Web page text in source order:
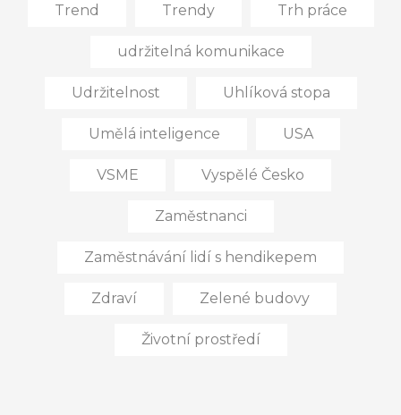
Trend Trendy Trh práce
udržitelná komunikace
Udržitelnost Uhlíková stopa
Umělá inteligence USA
VSME Vyspělé Česko
Zaměstnanci
Zaměstnávání lidí s hendikepem
Zdraví Zelené budovy
Životní prostředí